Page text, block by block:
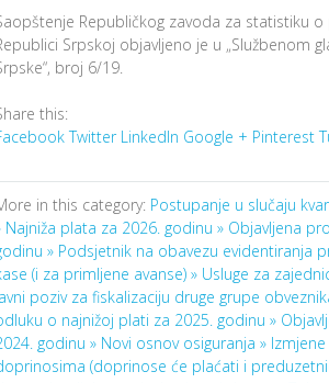
Republičkog zavoda za statistiku
Srpskoj objavljeno je u „Službenom
broj 6/19.
this:
Twitter LinkedIn Google + Pinterest
in this category: Postupanje u slučaju
Najniža plata za 2026. godinu » Objavljena
» Podsjetnik na obavezu evidentiranja
(i za primljene avanse) » Usluge za
poziv za fiskalizaciju druge grupe
o najnižoj plati za 2025. godinu »
godinu » Novi osnov osiguranja »
(doprinose će plaćati i